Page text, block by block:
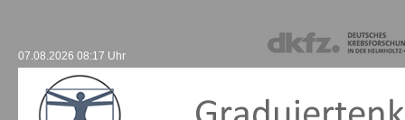
07.08.2026 08:17 Uhr